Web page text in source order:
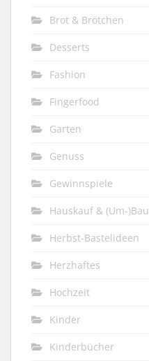
Brot & Brötchen
Desserts
Fashion
Fingerfood
Garten
Genuss
Gewinnspiele
Hauskauf & (Um-)Bau
Herbst-Bastelideen
Herzhaftes
Hochzeit
Kinder
Kinderbücher